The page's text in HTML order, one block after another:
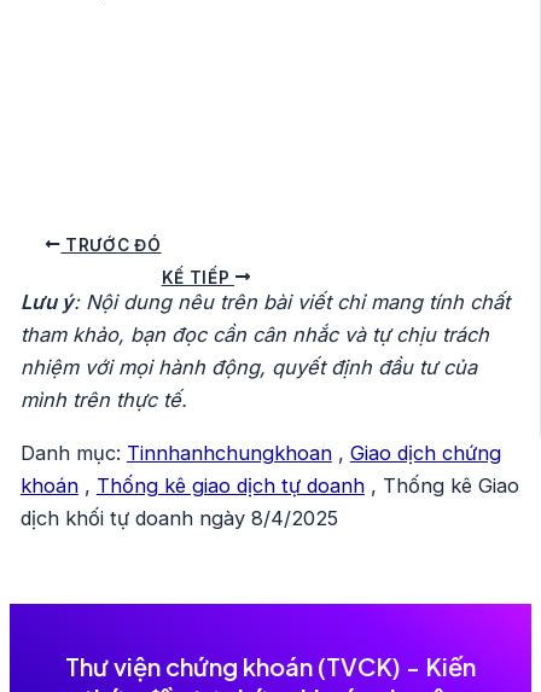
Điều
bài
viết
TRƯỚC ĐÓ
KẾ TIẾP
Lưu ý: Nội dung nêu trên bài viết chỉ mang tính chất
tham khảo, bạn đọc cần cân nhắc và tự chịu trách
nhiệm với mọi hành động, quyết định đầu tư của
mình trên thực tế.
Danh mục: Tinnhanhchungkhoan, Giao dịch chứng
khoán, Thống kê giao dịch tự doanh, Thống kê Giao
dịch khối tự doanh ngày 8/4/2025
Thư viện chứng khoán (TVCK) - Kiến